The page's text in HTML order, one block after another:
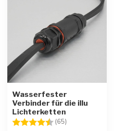
Wasserfester
Verbinder für die illu
Lichterketten
Bewertung:
(65)